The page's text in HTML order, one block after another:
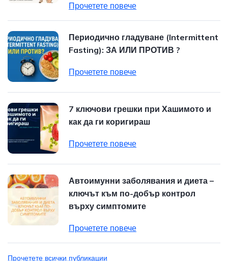
Прочетете повече
Периодично гладуване (Intermittent
Fasting): ЗА ИЛИ ПРОТИВ ?
Прочетете повече
7 ключови грешки при Хашимото и
как да ги коригираш
Прочетете повече
Автоимунни заболявания и диета –
ключът към по-добър контрол
върху симптомите
Прочетете повече
Прочетете всички публикации